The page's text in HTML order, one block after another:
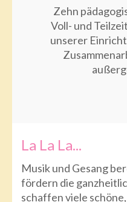
Zehn
Voll- und
unserer
La La La...
Musik und Gesang
fördern die
schaffen viele